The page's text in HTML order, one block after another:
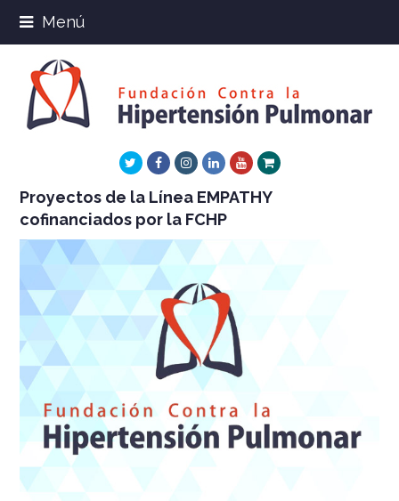
Menú
TwitterFacebookInstagram
LinkedInYoutube
Xing
Proyectos de la Línea EMPATHY
cofinanciados por la FCHP